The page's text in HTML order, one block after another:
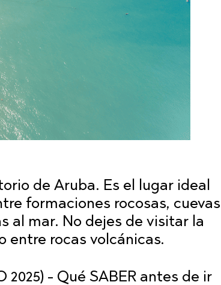
de Aruba. Es el lugar ideal
formaciones rocosas, cuevas
al mar. No dejes de visitar la
entre rocas volcánicas.